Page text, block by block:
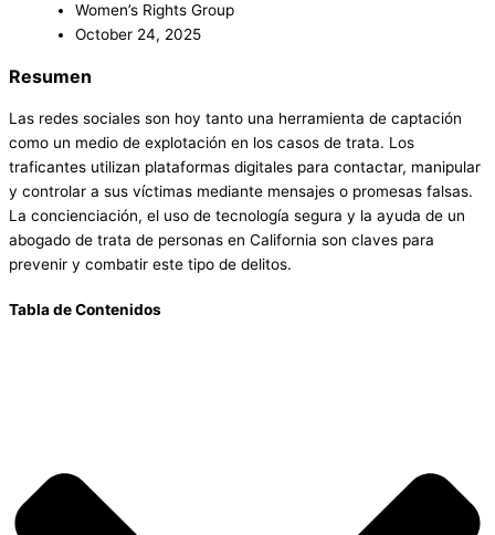
Women’s Rights Group
October 24, 2025
Resumen
Las redes sociales son hoy tanto una herramienta de captación
como un medio de explotación en los casos de trata. Los
traficantes utilizan plataformas digitales para contactar, manipular
y controlar a sus víctimas mediante mensajes o promesas falsas.
La concienciación, el uso de tecnología segura y la ayuda de un
abogado de trata de personas en California son claves para
prevenir y combatir este tipo de delitos.
Tabla de Contenidos